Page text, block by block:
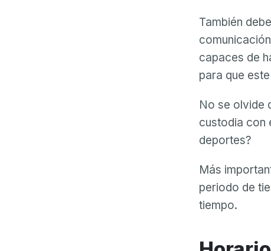
También
capaces de
para que
No se olvide
custodia con
deportes?
Más
periodo de
tiempo.